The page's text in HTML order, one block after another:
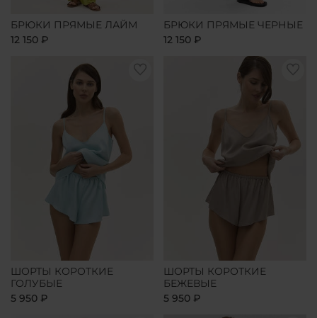
БРЮКИ ПРЯМЫЕ ЛАЙМ
12 150 ₽
БРЮКИ ПРЯМЫЕ ЧЕРНЫЕ
12 150 ₽
ШОРТЫ КОРОТКИЕ
ГОЛУБЫЕ
5 950 ₽
ШОРТЫ КОРОТКИЕ
БЕЖЕВЫЕ
5 950 ₽